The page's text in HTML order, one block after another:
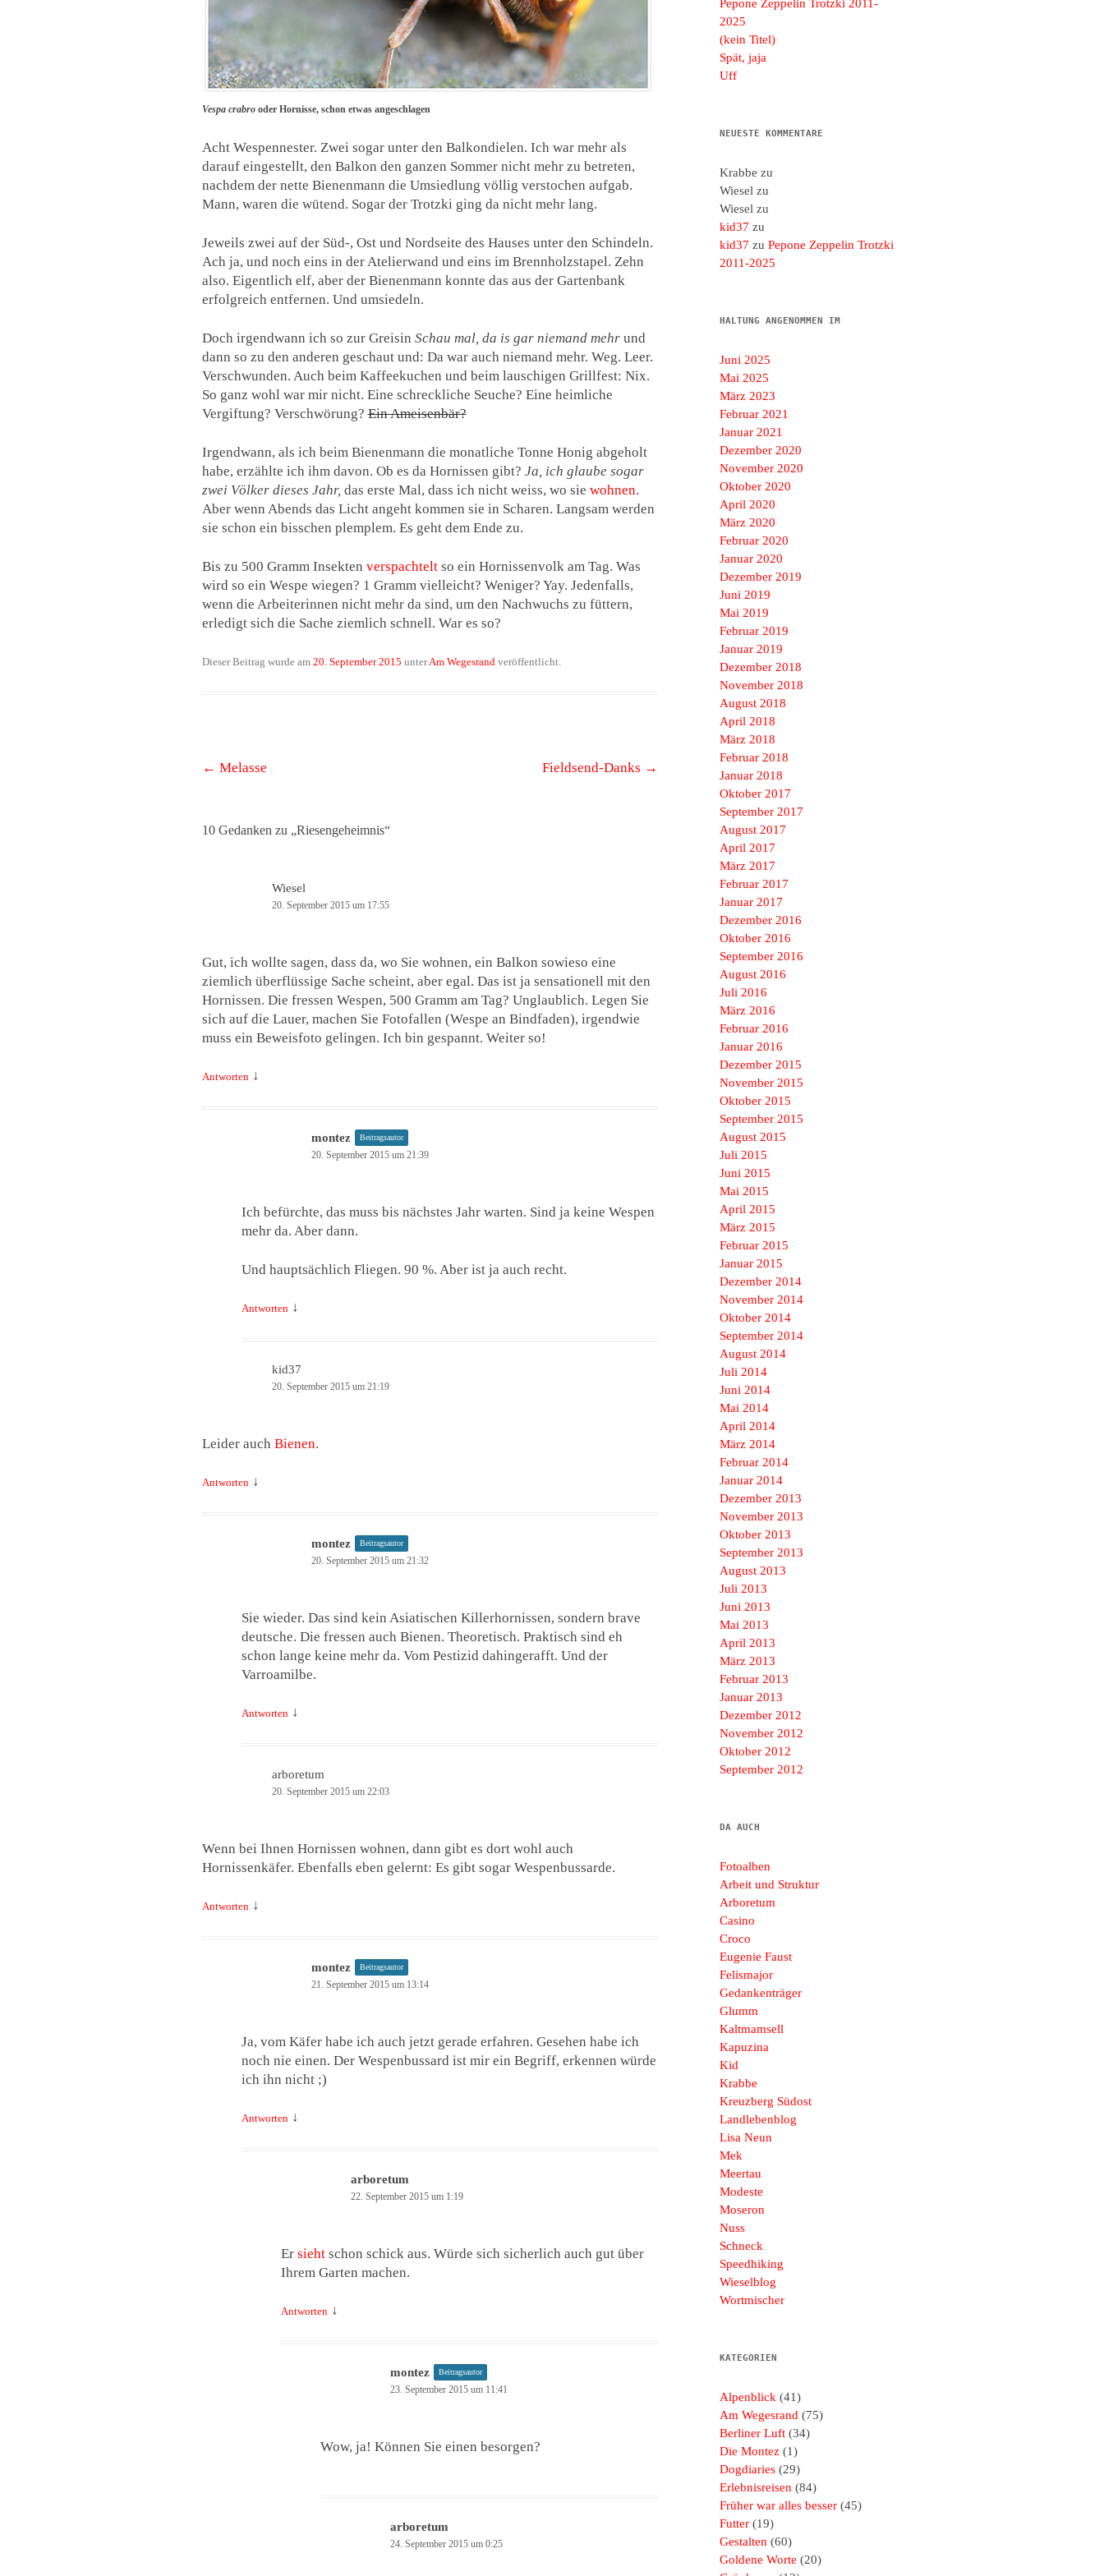
Vespa crabro oder Hornisse, schon etwas angeschlagen
Acht Wespennester. Zwei sogar unter den Balkondielen. Ich war mehr als
darauf eingestellt, den Balkon den ganzen Sommer nicht mehr zu betreten,
nachdem der nette Bienenmann die Umsiedlung völlig verstochen aufgab.
Mann, waren die wütend. Sogar der Trotzki ging da nicht mehr lang.
Jeweils zwei auf der Süd-, Ost und Nordseite des Hauses unter den Schindeln.
Ach ja, und noch eins in der Atelierwand und eins im Brennholzstapel. Zehn
also. Eigentlich elf, aber der Bienenmann konnte das aus der Gartenbank
erfolgreich entfernen. Und umsiedeln.
Doch irgendwann ich so zur Greisin Schau mal, da is gar niemand mehrund
dann so zu den anderen geschaut und: Da war auch niemand mehr. Weg. Leer.
Verschwunden. Auch beim Kaffeekuchen und beim lauschigen Grillfest: Nix.
So ganz wohl war mir nicht. Eine schreckliche Seuche? Eine heimliche
Vergiftung? Verschwörung?Ein Ameisenbär?
Irgendwann, als ich beim Bienenmann die monatliche Tonne Honig abgeholt
habe, erzählte ich ihm davon. Ob es da Hornissen gibt? Ja, ich glaube sogar
zwei Völker dieses Jahr, das erste Mal, dass ich nicht weiss, wo sie wohnen.
Aber wenn Abends das Licht angeht kommen sie in Scharen. Langsam werden
sie schon ein bisschen plemplem. Es geht dem Ende zu.
Bis zu 500 Gramm Insekten verspachteltso ein Hornissenvolk am Tag. Was
wird so ein Wespe wiegen? 1 Gramm vielleicht? Weniger? Yay. Jedenfalls,
wenn die Arbeiterinnen nicht mehr da sind, um den Nachwuchs zu füttern,
erledigt sich die Sache ziemlich schnell. War es so?
Dieser Beitrag wurde am 20. September 2015 unterAm Wegesrandveröffentlicht.
Beitrags-
← Melasse Fieldsend-Danks →
10 Gedanken zu „Riesengeheimnis“
Wiesel
20. September 2015 um 17:55
Gut, ich wollte sagen, dass da, wo Sie wohnen, ein Balkon sowieso eine
ziemlich überflüssige Sache scheint, aber egal. Das ist ja sensationell mit den
Hornissen. Die fressen Wespen, 500 Gramm am Tag? Unglaublich. Legen Sie
sich auf die Lauer, machen Sie Fotofallen (Wespe an Bindfaden), irgendwie
muss ein Beweisfoto gelingen. Ich bin gespannt. Weiter so!
Antworten ↓
montez Beitragsautor
20. September 2015 um 21:39
Ich befürchte, das muss bis nächstes Jahr warten. Sind ja keine Wespen
mehr da. Aber dann.
Und hauptsächlich Fliegen. 90 %. Aber ist ja auch recht.
Antworten ↓
kid37
20. September 2015 um 21:19
Leider auch Bienen.
Antworten ↓
montez Beitragsautor
20. September 2015 um 21:32
Sie wieder. Das sind kein Asiatischen Killerhornissen, sondern brave
deutsche. Die fressen auch Bienen. Theoretisch. Praktisch sind eh
schon lange keine mehr da. Vom Pestizid dahingerafft. Und der
Varroamilbe.
Antworten ↓
arboretum
20. September 2015 um 22:03
Wenn bei Ihnen Hornissen wohnen, dann gibt es dort wohl auch
Hornissenkäfer. Ebenfalls eben gelernt: Es gibt sogar Wespenbussarde.
Antworten ↓
montez Beitragsautor
21. September 2015 um 13:14
Ja, vom Käfer habe ich auch jetzt gerade erfahren. Gesehen habe ich
noch nie einen. Der Wespenbussard ist mir ein Begriff, erkennen würde
ich ihn nicht ;)
Antworten ↓
arboretum
22. September 2015 um 1:19
Er siehtschon schick aus. Würde sich sicherlich auch gut über
Ihrem Garten machen.
Antworten ↓
montez Beitragsautor
23. September 2015 um 11:41
Wow, ja! Können Sie einen besorgen?
arboretum
24. September 2015 um 0:25
Pepone Zeppelin Trotzki 2011-
2025
(kein Titel)
Spät, jaja
Uff
NEUESTE KOMMENTARE
Krabbe zu
Wiesel zu
Wiesel zu
kid37 zu
kid37 zuPepone Zeppelin Trotzki
2011-2025
HALTUNG ANGENOMMEN IM
Juni 2025
Mai 2025
März 2023
Februar 2021
Januar 2021
Dezember 2020
November 2020
Oktober 2020
April 2020
März 2020
Februar 2020
Januar 2020
Dezember 2019
Juni 2019
Mai 2019
Februar 2019
Januar 2019
Dezember 2018
November 2018
August 2018
April 2018
März 2018
Februar 2018
Januar 2018
Oktober 2017
September 2017
August 2017
April 2017
März 2017
Februar 2017
Januar 2017
Dezember 2016
Oktober 2016
September 2016
August 2016
Juli 2016
März 2016
Februar 2016
Januar 2016
Dezember 2015
November 2015
Oktober 2015
September 2015
August 2015
Juli 2015
Juni 2015
Mai 2015
April 2015
März 2015
Februar 2015
Januar 2015
Dezember 2014
November 2014
Oktober 2014
September 2014
August 2014
Juli 2014
Juni 2014
Mai 2014
April 2014
März 2014
Februar 2014
Januar 2014
Dezember 2013
November 2013
Oktober 2013
September 2013
August 2013
Juli 2013
Juni 2013
Mai 2013
April 2013
März 2013
Februar 2013
Januar 2013
Dezember 2012
November 2012
Oktober 2012
September 2012
DA AUCH
Fotoalben
Arbeit und Struktur
Arboretum
Casino
Croco
Eugenie Faust
Felismajor
Gedankenträger
Glumm
Kaltmamsell
Kapuzina
Kid
Krabbe
Kreuzberg Südost
Landlebenblog
Lisa Neun
Mek
Meertau
Modeste
Moseron
Nuss
Schneck
Speedhiking
Wieselblog
Wortmischer
KATEGORIEN
Alpenblick (41)
Am Wegesrand (75)
Berliner Luft (34)
Die Montez (1)
Dogdiaries (29)
Erlebnisreisen (84)
Früher war alles besser (45)
Futter (19)
Gestalten (60)
Goldene Worte (20)